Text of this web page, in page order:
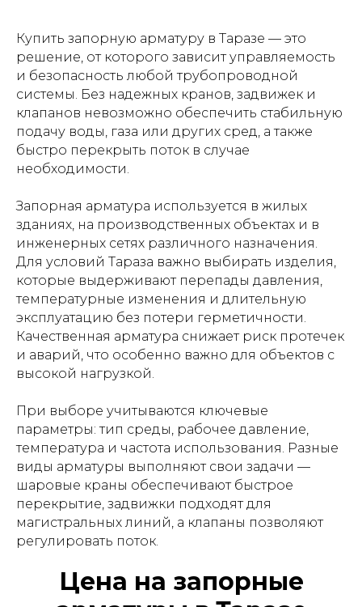
Купить запорную арматуру в Таразе — это
решение, от которого зависит управляемость
и безопасность любой трубопроводной
системы. Без надежных кранов, задвижек и
клапанов невозможно обеспечить стабильную
подачу воды, газа или других сред, а также
быстро перекрыть поток в случае
необходимости.
Запорная арматура используется в жилых
зданиях, на производственных объектах и в
инженерных сетях различного назначения.
Для условий Тараза важно выбирать изделия,
которые выдерживают перепады давления,
температурные изменения и длительную
эксплуатацию без потери герметичности.
Качественная арматура снижает риск протечек
и аварий, что особенно важно для объектов с
высокой нагрузкой.
При выборе учитываются ключевые
параметры: тип среды, рабочее давление,
температура и частота использования. Разные
виды арматуры выполняют свои задачи —
шаровые краны обеспечивают быстрое
перекрытие, задвижки подходят для
магистральных линий, а клапаны позволяют
регулировать поток.
Цена на запорные